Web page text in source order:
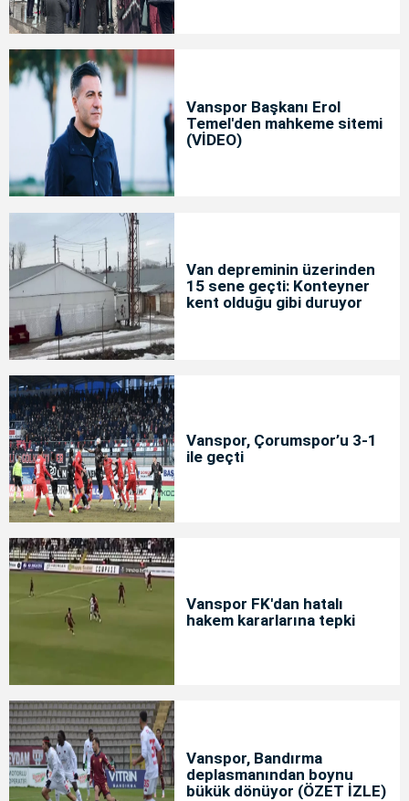
Vanspor Başkanı Erol
Temel'den mahkeme sitemi
(VİDEO)
Van depreminin üzerinden
15 sene geçti: Konteyner
kent olduğu gibi duruyor
Vanspor, Çorumspor’u 3-1
ile geçti
Vanspor FK'dan hatalı
hakem kararlarına tepki
Vanspor, Bandırma
deplasmanından boynu
bükük dönüyor (ÖZET İZLE)